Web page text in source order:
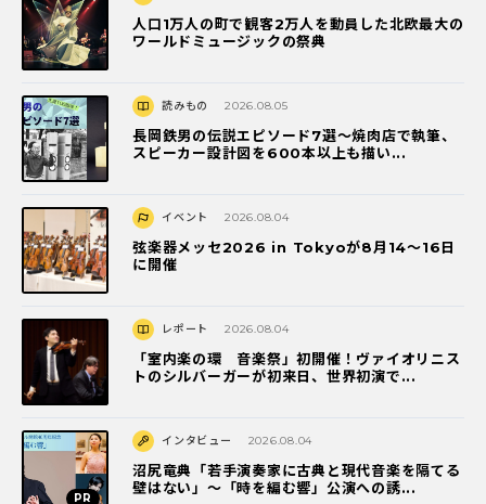
人口1万人の町で観客2万人を動員した北欧最大の
ワールドミュージックの祭典
読みもの 2026.08.05
長岡鉄男の伝説エピソード7選〜焼肉店で執筆、
スピーカー設計図を600本以上も描い...
イベント 2026.08.04
弦楽器メッセ2026 in Tokyoが8月14～16日
に開催
レポート 2026.08.04
「室内楽の環 音楽祭」初開催！ヴァイオリニス
トのシルバーガーが初来日、世界初演で...
インタビュー 2026.08.04
沼尻竜典「若手演奏家に古典と現代音楽を隔てる
壁はない」～「時を編む響」公演への誘...